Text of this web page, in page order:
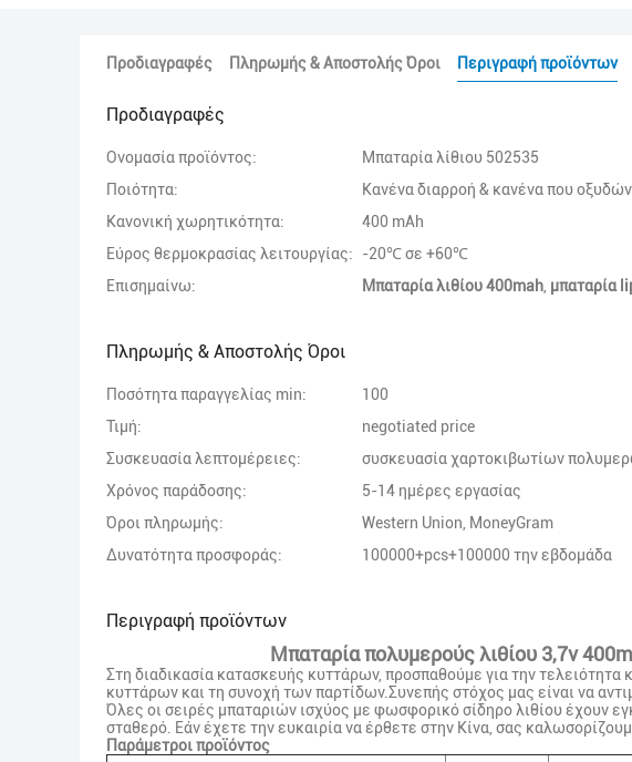
Προδιαγραφές Πληρωμής & Αποστολής Όροι Περιγραφή προϊόντων
Προδιαγραφές
Ονομασία προϊόντος:
Μπαταρία λίθιου 502535
Ποιότητα:
Κανένα διαρροή & κανένα που
Κανονική χωρητικότητα:
400 mAh
Εύρος θερμοκρασίας λειτουργίας:
-20℃ σε +60℃
Επισημαίνω:
Μπαταρία λιθίου 400mah μπαταρία
Πληρωμής & Αποστολής Όροι
Ποσότητα παραγγελίας min:
100
Τιμή:
negotiated price
Συσκευασία λεπτομέρειες:
συσκευασία χαρτοκιβωτίων
Χρόνος παράδοσης:
5-14 ημέρες εργασίας
Όροι πληρωμής:
Western Union, MoneyGram
Δυνατότητα προσφοράς:
100000+pcs+100000 την εβδομάδα
Περιγραφή προϊόντων
Μπαταρία πολυμερούς λιθίου 3,7v
Στη διαδικασία κατασκευής κυττάρων, προσπαθούμε για την
κυττάρων και τη συνοχή των παρτίδων.Συνεπής στόχος μας είναι να
Όλες οι σειρές μπαταριών ισχύος με φωσφορικό σίδηρο λιθίου έχουν
σταθερό. Εάν έχετε την ευκαιρία να έρθετε στην Κίνα, σας
Παράμετροι προϊόντος